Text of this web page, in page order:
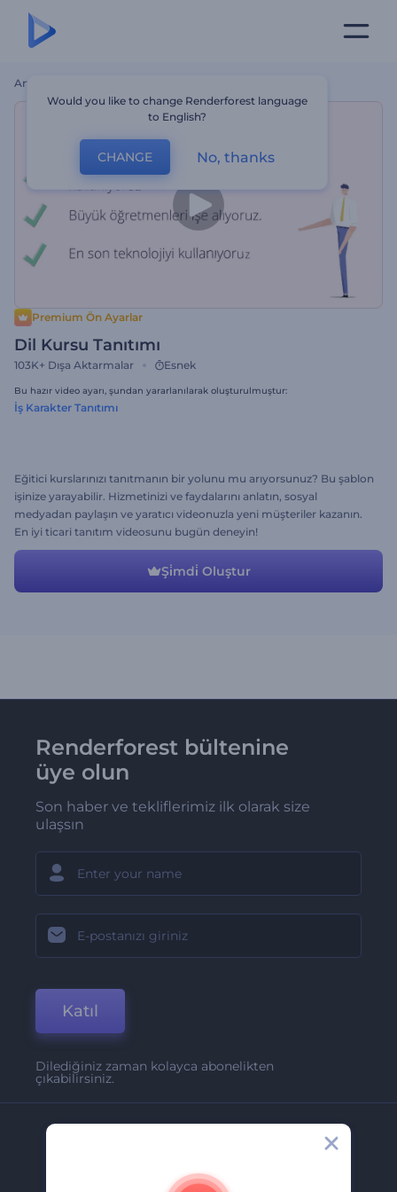
Ana Sayfa
Premium Ön Ayarlar
Dil Kursu Tanıtımı
103K+ Dışa Aktarmalar Esnek
Bu hazır video ayarı, şundan yararlanılarak oluşturulmuştur:
İş Karakter Tanıtımı
Eğitici kurslarınızı tanıtmanın bir yolunu mu arıyorsunuz? Bu şablon
işinize yarayabilir. Hizmetinizi ve faydalarını anlatın, sosyal
medyadan paylaşın ve yaratıcı videonuzla yeni müşteriler kazanın.
En iyi ticari tanıtım videosunu bugün deneyin!
Şi̇mdi̇ Oluştur
Renderforest bültenine
üye olun
Son haber ve tekliflerimiz ilk olarak size
ulaşsın
Katıl
Dilediğiniz zaman kolayca abonelikten
çıkabilirsiniz.
Hakkımızda
Would you like to change Renderforest language
to English?
CHANGE No, thanks